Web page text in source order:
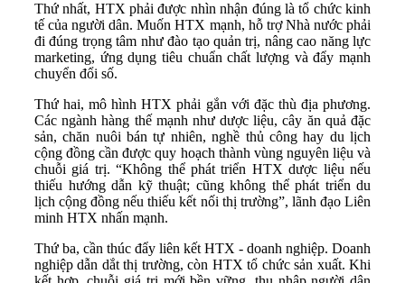
Thứ nhất, HTX phải được nhìn nhận đúng là tổ chức kinh
tế của người dân. Muốn HTX mạnh, hỗ trợ Nhà nước phải
đi đúng trọng tâm như đào tạo quản trị, nâng cao năng lực
marketing, ứng dụng tiêu chuẩn chất lượng và đẩy mạnh
chuyển đổi số.
Thứ hai, mô hình HTX phải gắn với đặc thù địa phương.
Các ngành hàng thế mạnh như dược liệu, cây ăn quả đặc
sản, chăn nuôi bán tự nhiên, nghề thủ công hay du lịch
cộng đồng cần được quy hoạch thành vùng nguyên liệu và
chuỗi giá trị. “Không thể phát triển HTX dược liệu nếu
thiếu hướng dẫn kỹ thuật; cũng không thể phát triển du
lịch cộng đồng nếu thiếu kết nối thị trường”, lãnh đạo Liên
minh HTX nhấn mạnh.
Thứ ba, cần thúc đẩy liên kết HTX - doanh nghiệp. Doanh
nghiệp dẫn dắt thị trường, còn HTX tổ chức sản xuất. Khi